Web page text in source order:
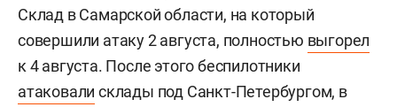
Склад в Самарской области, на который
совершили атаку 2 августа, полностью выгорел
к 4 августа. После этого беспилотники
атаковали склады под Санкт-Петербургом, в